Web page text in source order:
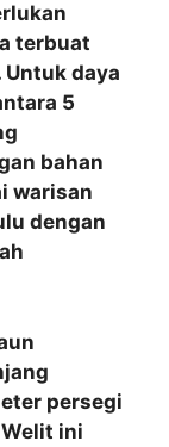
terbuat
daya
5
bahan
warisan
dengan
persegi
ini